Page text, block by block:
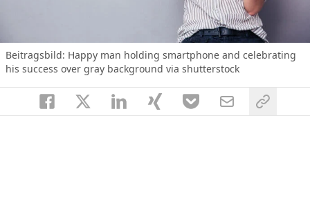
Beitragsbild: Happy man holding smartphone and celebrating
his success over gray background via shutterstock